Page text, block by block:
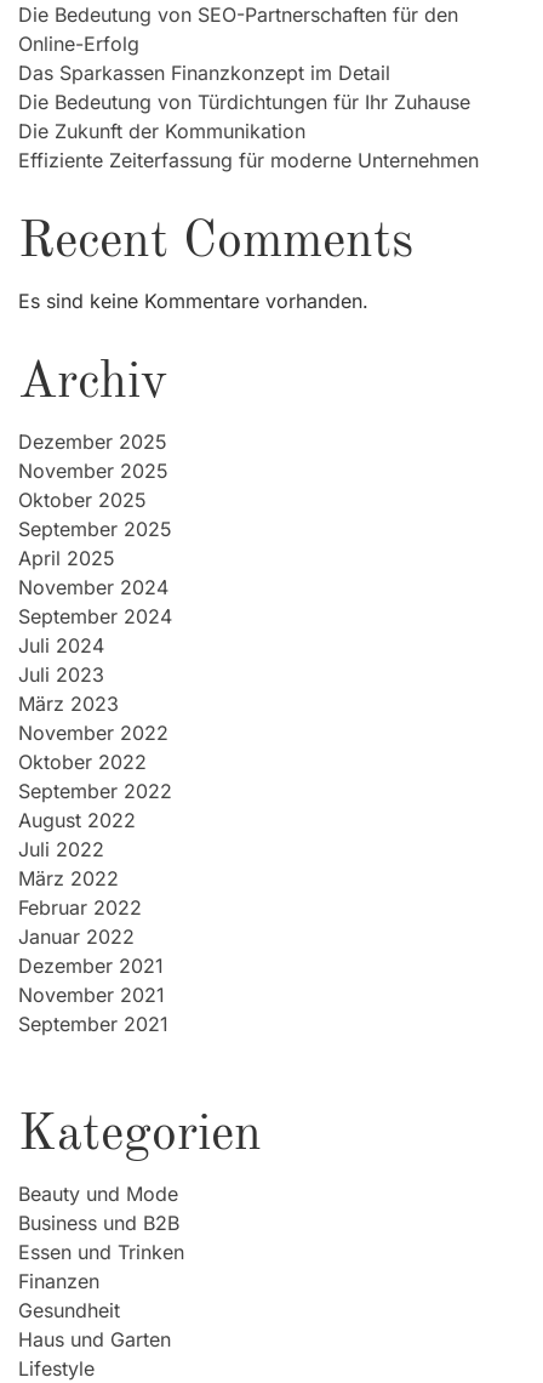
Die Bedeutung von SEO-Partnerschaften für den
Online-Erfolg
Das Sparkassen Finanzkonzept im Detail
Die Bedeutung von Türdichtungen für Ihr Zuhause
Die Zukunft der Kommunikation
Effiziente Zeiterfassung für moderne Unternehmen
Recent Comments
Es sind keine Kommentare vorhanden.
Archiv
Dezember 2025
November 2025
Oktober 2025
September 2025
April 2025
November 2024
September 2024
Juli 2024
Juli 2023
März 2023
November 2022
Oktober 2022
September 2022
August 2022
Juli 2022
März 2022
Februar 2022
Januar 2022
Dezember 2021
November 2021
September 2021
Kategorien
Beauty und Mode
Business und B2B
Essen und Trinken
Finanzen
Gesundheit
Haus und Garten
Lifestyle